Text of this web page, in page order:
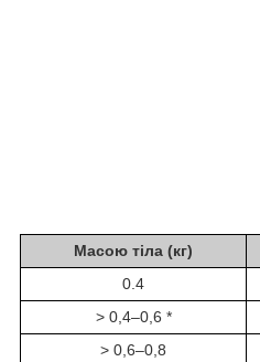
Масою тіла (кг)
0.4
> 0,4–0,6 *
> 0,6–0,8